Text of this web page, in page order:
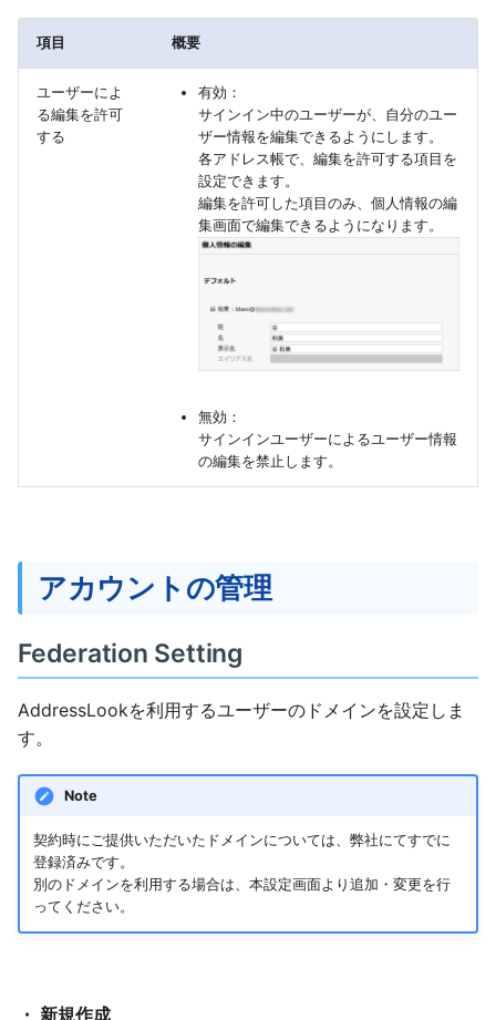
項目 概要
ユーザーによ
る編集を許可
する
有効：
サインイン中のユーザーが、自分のユー
ザー情報を編集できるようにします。
各アドレス帳で、編集を許可する項目を
設定できます。
編集を許可した項目のみ、個人情報の編
集画面で編集できるようになります。
無効：
サインインユーザーによるユーザー情報
の編集を禁止します。
アカウントの管理
Federation Setting
AddressLookを利用するユーザーのドメインを設定しま
す。
Note
契約時にご提供いただいたドメインについては、弊社にてすでに
登録済みです。
別のドメインを利用する場合は、本設定画面より追加・変更を行
ってください。
・ 新規作成